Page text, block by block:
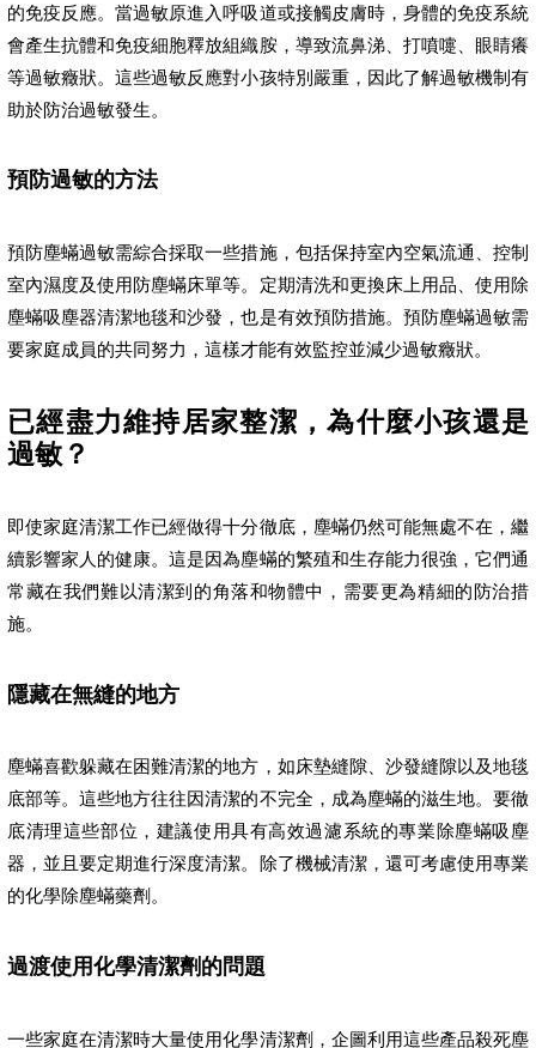
的免疫反應。當過敏原進入呼吸道或接觸皮膚時，身體的免疫系統
會產生抗體和免疫細胞釋放組織胺，導致流鼻涕、打噴嚏、眼睛癢
等過敏癥狀。這些過敏反應對小孩特別嚴重，因此了解過敏機制有
助於防治過敏發生。
預防過敏的方法
預防塵蟎過敏需綜合採取一些措施，包括保持室內空氣流通、控制
室內濕度及使用防塵蟎床單等。定期清洗和更換床上用品、使用除
塵蟎吸塵器清潔地毯和沙發，也是有效預防措施。預防塵蟎過敏需
要家庭成員的共同努力，這樣才能有效監控並減少過敏癥狀。
已經盡力維持居家整潔，為什麼小孩還是
過敏？
即使家庭清潔工作已經做得十分徹底，塵蟎仍然可能無處不在，繼
續影響家人的健康。這是因為塵蟎的繁殖和生存能力很強，它們通
常藏在我們難以清潔到的角落和物體中，需要更為精細的防治措
施。
隱藏在無縫的地方
塵蟎喜歡躲藏在困難清潔的地方，如床墊縫隙、沙發縫隙以及地毯
底部等。這些地方往往因清潔的不完全，成為塵蟎的滋生地。要徹
底清理這些部位，建議使用具有高效過濾系統的專業除塵蟎吸塵
器，並且要定期進行深度清潔。除了機械清潔，還可考慮使用專業
的化學除塵蟎藥劑。
過渡使用化學清潔劑的問題
一些家庭在清潔時大量使用化學清潔劑，企圖利用這些產品殺死塵